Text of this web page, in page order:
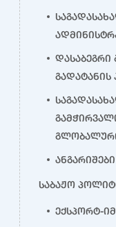
დასაბეგრი
გადატანის
ანგარიშები
საბაჟო
ექსპორტ-